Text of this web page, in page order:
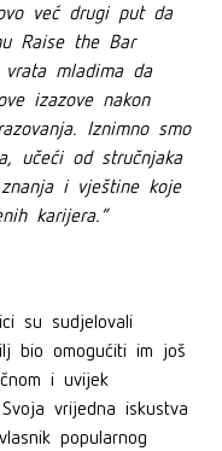
već drugi put da
Raise the Bar
vrata mladima da
izazove nakon
Iznimno smo
učeći od stručnjaka
i vještine koje
karijera.“
su sudjelovali
bio omogućiti im još
i uvijek
vrijedna iskustva
popularnog